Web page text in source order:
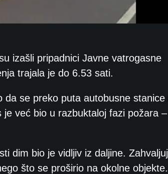
izašli pripadnici Javne vatrogasne
trajala je do 6.53 sati.
se preko puta autobusne stanice
već bio u razbuktaloj fazi požara
dim bio je vidljiv iz daljine.
što se proširio na okolne objekte.